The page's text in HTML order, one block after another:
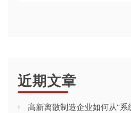
近期文章
高新离散制造企业如何从“系